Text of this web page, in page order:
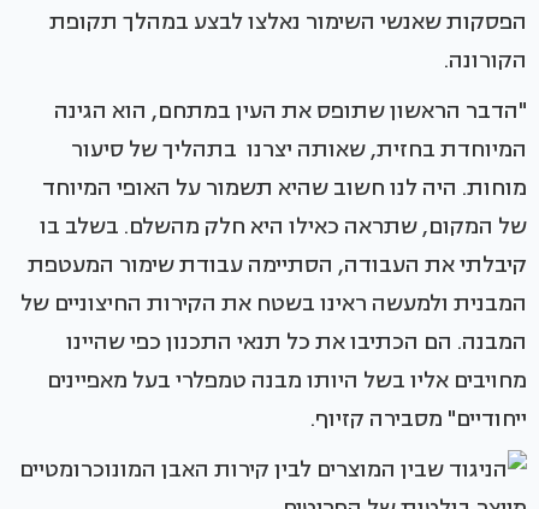
הפסקות שאנשי השימור נאלצו לבצע במהלך תקופת
הקורונה.
"הדבר הראשון שתופס את העין במתחם, הוא הגינה
המיוחדת בחזית, שאותה יצרנו בתהליך של סיעור
מוחות. היה לנו חשוב שהיא תשמור על האופי המיוחד
של המקום, שתראה כאילו היא חלק מהשלם. בשלב בו
קיבלתי את העבודה, הסתיימה עבודת שימור המעטפת
המבנית ולמעשה ראינו בשטח את הקירות החיצוניים של
המבנה. הם הכתיבו את כל תנאי התכנון כפי שהיינו
מחויבים אליו בשל היותו מבנה טמפלרי בעל מאפיינים
ייחודיים" מסבירה קזיוף.